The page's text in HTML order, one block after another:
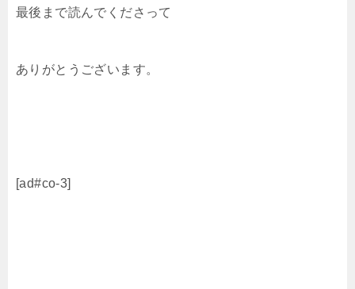
最後まで読んでくださって
ありがとうございます。
[ad#co-3]